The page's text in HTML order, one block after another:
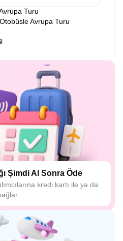
Turu
Avrupa Turu
Şimdi Al Sonra Öde
kredi kartı ile ya da